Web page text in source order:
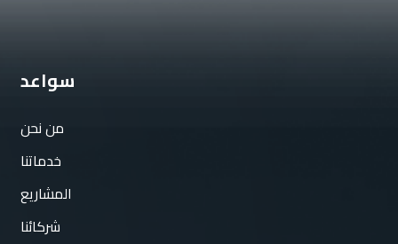
سواعد
من نحن
خدماتنا
المشاريع
شركائنا